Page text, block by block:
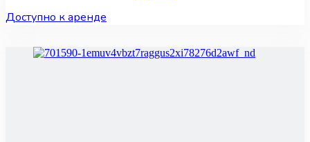
Доступно к аренде